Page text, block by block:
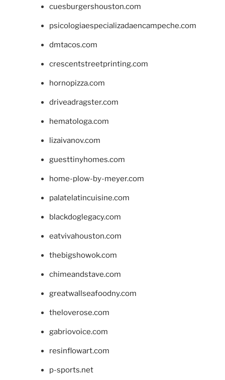
cuesburgershouston.com
psicologiaespecializadaencampeche.com
dmtacos.com
crescentstreetprinting.com
hornopizza.com
driveadragster.com
hematologa.com
lizaivanov.com
guesttinyhomes.com
home-plow-by-meyer.com
palatelatincuisine.com
blackdoglegacy.com
eatvivahouston.com
thebigshowok.com
chimeandstave.com
greatwallseafoodny.com
theloverose.com
gabriovoice.com
resinflowart.com
p-sports.net